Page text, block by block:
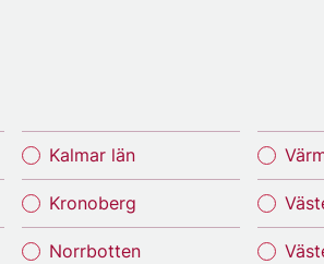
Kalmar län
Kronoberg
Norrbotten